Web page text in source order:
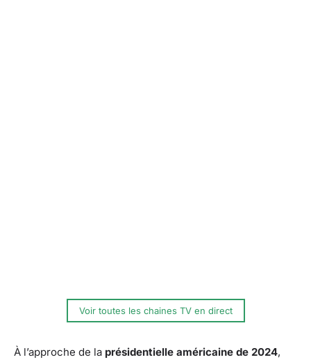
Voir toutes les chaines TV en direct
À l’approche de la présidentielle américaine de 2024,